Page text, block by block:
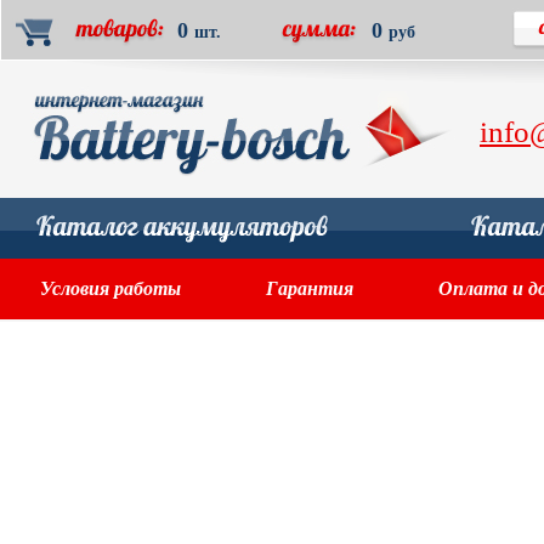
0 шт. 0 руб
Условия работы Гарантия Оплата и